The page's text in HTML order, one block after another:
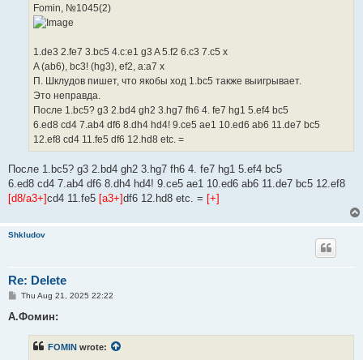
Fomin, №1045(2)
1.de3 2.fe7 3.bc5 4.c:e1 g3 A 5.f2 6.c3 7.c5 x
A (ab6), bc3! (hg3), ef2, a:a7 x
П. Шклудов пишет, что якобы ход 1.bc5 также выигрывает.
Это неправда.
После 1.bc5? g3 2.bd4 gh2 3.hg7 fh6 4. fe7 hg1 5.ef4 bc5
6.ed8 cd4 7.ab4 df6 8.dh4 hd4! 9.ce5 ae1 10.ed6 ab6 11.de7 bc5
12.ef8 cd4 11.fe5 df6 12.hd8 etc. =
После 1.bc5? g3 2.bd4 gh2 3.hg7 fh6 4. fe7 hg1 5.ef4 bc5
6.ed8 cd4 7.ab4 df6 8.dh4 hd4! 9.ce5 ae1 10.ed6 ab6 11.de7 bc5 12.ef8
[d8/a3+]cd4 11.fe5 [a3+]df6 12.hd8 etc. = [+]
Shkludov
Re: Delete
P
s
Thu Aug 21, 2025 22:22
А.Фомин:
FOMIN wrote: